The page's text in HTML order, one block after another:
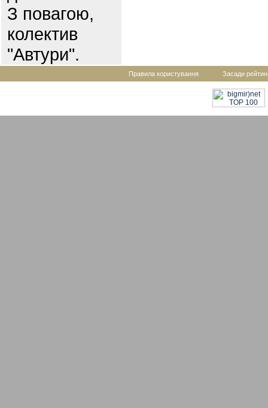
З повагою,
колектив
"Автури".
Правила користування Засади